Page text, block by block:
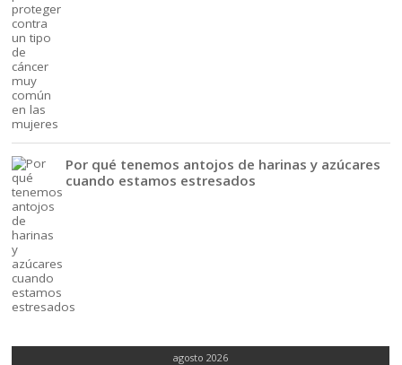
Por qué tenemos antojos de harinas y azúcares
cuando estamos estresados
agosto 2026